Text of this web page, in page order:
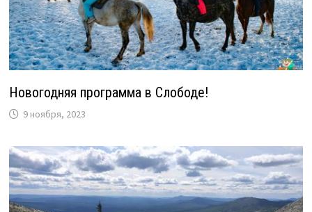
Новогодняя программа в Слободе!
9 ноября, 2023